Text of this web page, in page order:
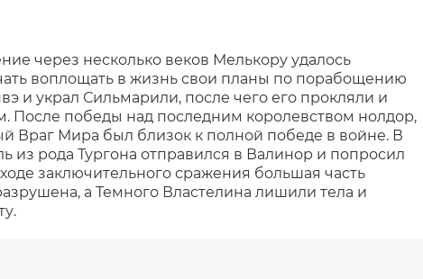
через несколько веков Мелькору удалось
воплощать в жизнь свои планы по порабощению
и украл Сильмарили, после чего его прокляли и
После победы над последним королевством нолдор,
Враг Мира был близок к полной победе в войне. В
из рода Тургона отправился в Валинор и попросил
заключительного сражения большая часть
а Темного Властелина лишили тела и